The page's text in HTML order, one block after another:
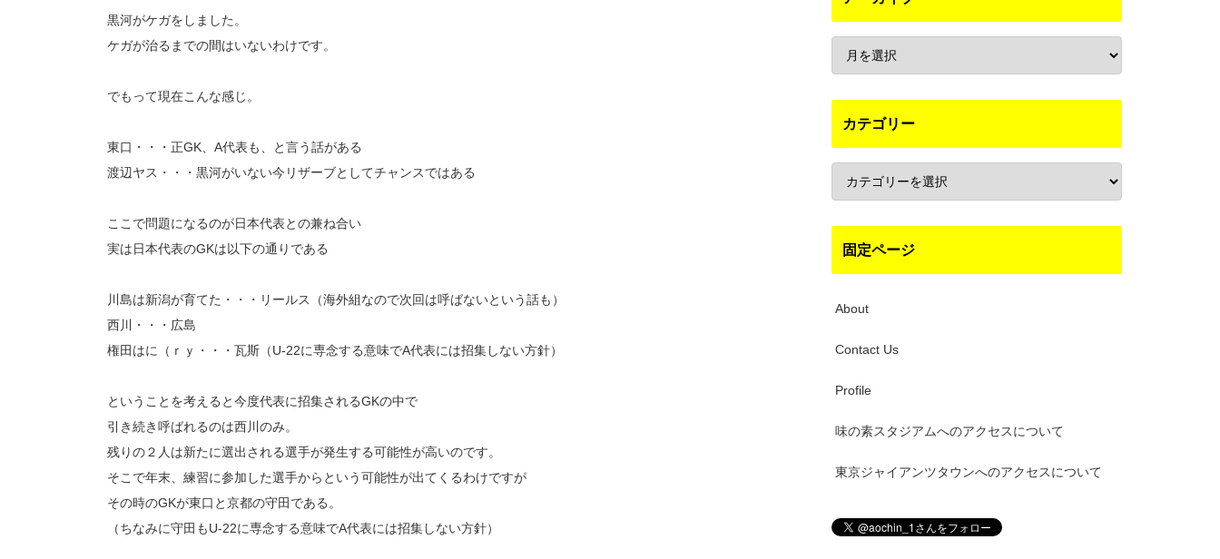
黒河がケガをしました。
ケガが治るまでの間はいないわけです。
でもって現在こんな感じ。
東口・・・正GK、A代表も、と言う話がある
渡辺ヤス・・・黒河がいない今リザーブとしてチャンスではある
ここで問題になるのが日本代表との兼ね合い
実は日本代表のGKは以下の通りである
川島は新潟が育てた・・・リールス（海外組なので次回は呼ばないという話も）
西川・・・広島
権田はに（ｒｙ・・・瓦斯（U-22に専念する意味でA代表には招集しない方針）
ということを考えると今度代表に招集されるGKの中で
引き続き呼ばれるのは西川のみ。
残りの２人は新たに選出される選手が発生する可能性が高いのです。
そこで年末、練習に参加した選手からという可能性が出てくるわけですが
その時のGKが東口と京都の守田である。
（ちなみに守田もU-22に専念する意味でA代表には招集しない方針）
カテゴリー
固定ページ
About
Contact Us
Profile
味の素スタジアムへのアクセスについて
東京ジャイアンツタウンへのアクセスについて